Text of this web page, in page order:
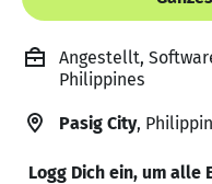
Angestellt,
Philippines
Pasig City,
Logg Dich ein, um alle